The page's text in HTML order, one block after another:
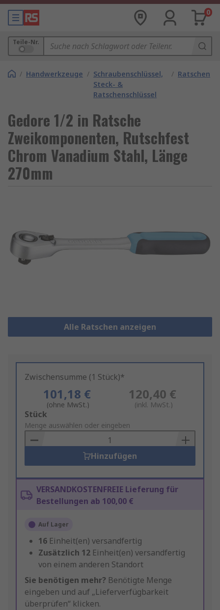
0
Teile-Nr.
/ Handwerkzeuge / Schraubenschlüssel,
Steck- &
Ratschenschlüssel
/ Ratschen
Gedore 1/2 in Ratsche
Zweikomponenten, Rutschfest
Chrom Vanadium Stahl, Länge
270mm
Alle Ratschen anzeigen
Zwischensumme (1 Stück)*
101,18 €
(ohne MwSt.)
120,40 €
(inkl. MwSt.)
Add
to
Basket
Stück
Menge auswählen oder eingeben
Hinzufügen
VERSANDKOSTENFREIE Lieferung für
Bestellungen ab 100,00 €
Auf Lager
16 Einheit(en) versandfertig
Zusätzlich 12 Einheit(en) versandfertig
von einem anderen Standort
Sie benötigen mehr? Benötigte Menge
eingeben und auf „Lieferverfügbarkeit
überprüfen“ klicken.